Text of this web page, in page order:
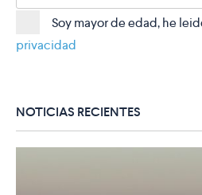
Soy mayor de edad, he
privacidad
NOTICIAS RECIENTES